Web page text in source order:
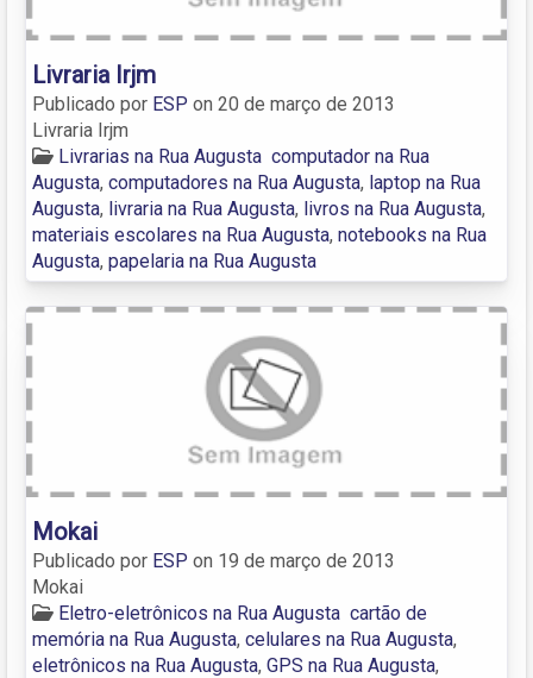
Livraria Irjm
Publicado por ESP on 20 de março de 2013
Livraria Irjm
Livrarias na Rua Augusta computador na Rua
Augusta, computadores na Rua Augusta, laptop na Rua
Augusta, livraria na Rua Augusta, livros na Rua Augusta,
materiais escolares na Rua Augusta, notebooks na Rua
Augusta, papelaria na Rua Augusta
Mokai
Publicado por ESP on 19 de março de 2013
Mokai
Eletro-eletrônicos na Rua Augusta cartão de
memória na Rua Augusta, celulares na Rua Augusta,
eletrônicos na Rua Augusta, GPS na Rua Augusta,